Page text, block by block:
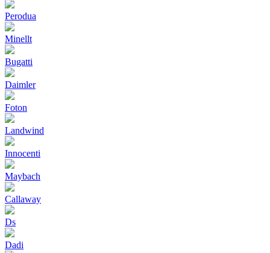
Perodua
Minellt
Bugatti
Daimler
Foton
Landwind
Innocenti
Maybach
Callaway
Ds
Dadi